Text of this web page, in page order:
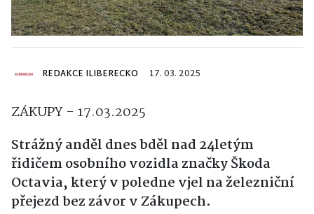
REDAKCE ILIBERECKO 17. 03. 2025
ZÁKUPY - 17.03.2025
Strážný anděl dnes bděl nad 24letým
řidičem osobního vozidla značky Škoda
Octavia, který v poledne vjel na železniční
přejezd bez závor v Zákupech.